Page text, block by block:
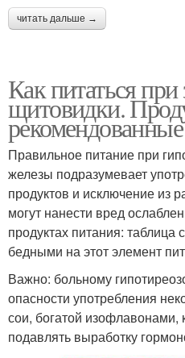
читать дальше →
Как питаться
щитовидки.
Правильное питание при
железы подразумевает
продуктов и исключение из
могут нанести вред
продуктах питания: таблица
бедными на этот элемент
Важно: больному
опасности употребления
сои, богатой изофлавонами,
подавлять выработку